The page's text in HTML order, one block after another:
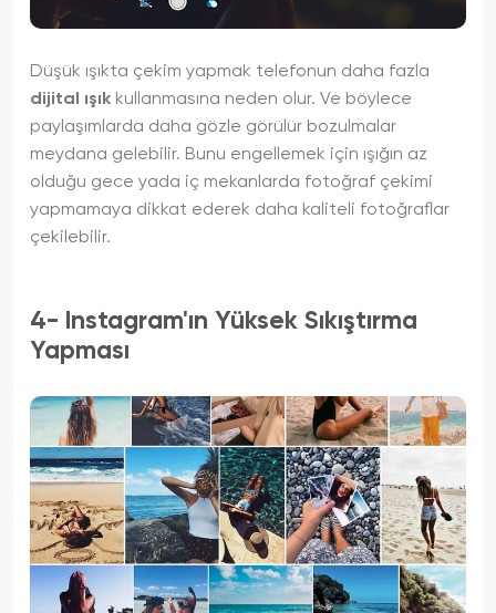
Düşük ışıkta çekim yapmak telefonun daha fazla
dijital ışık kullanmasına neden olur. Ve böylece
paylaşımlarda daha gözle görülür bozulmalar
meydana gelebilir. Bunu engellemek için ışığın az
olduğu gece yada iç mekanlarda fotoğraf çekimi
yapmamaya dikkat ederek daha kaliteli fotoğraflar
çekilebilir.
4- Instagram'ın Yüksek Sıkıştırma
Yapması